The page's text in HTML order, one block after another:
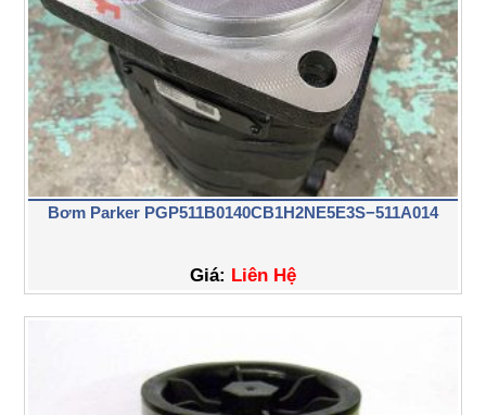
Bơm Parker PGP511B0140CB1H2NE5E3S−511A014
Giá: Liên Hệ